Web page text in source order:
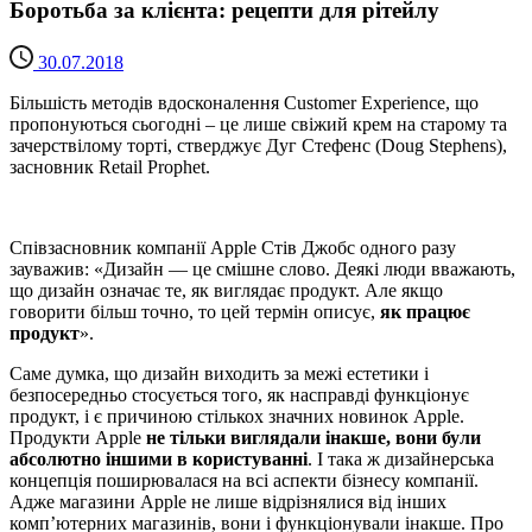
Боротьба за клієнта: рецепти для рітейлу
30.07.2018
Більшість методів вдосконалення Customer Experience, що
пропонуються сьогодні – це лише свіжий крем на старому та
зачерствілому торті, стверджує Дуг Стефенс (Doug Stephens),
засновник Retail Prophet.
Співзасновник компанії Apple Стів Джобс одного разу
зауважив: «Дизайн — це смішне слово. Деякі люди вважають,
що дизайн означає те, як виглядає продукт. Але якщо
говорити більш точно, то цей термін описує, як працює
продукт».
Саме думка, що дизайн виходить за межі естетики і
безпосередньо стосується того, як насправді функціонує
продукт, і є причиною стількох значних новинок Apple.
Продукти Apple не тільки виглядали інакше, вони були
абсолютно іншими в користуванні. І така ж дизайнерська
концепція поширювалася на всі аспекти бізнесу компанії.
Адже магазини Apple не лише відрізнялися від інших
комп’ютерних магазинів, вони і функціонували інакше. Про